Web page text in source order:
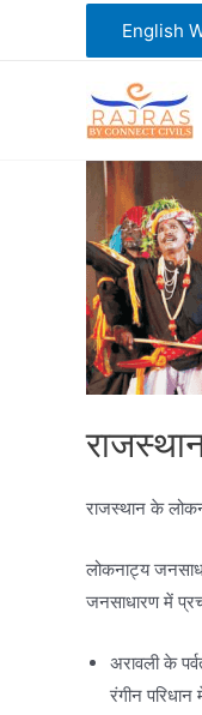
English
राजस्थान के
लोकनाट्य
जनसाधारण में
अरावली के
रंगीन